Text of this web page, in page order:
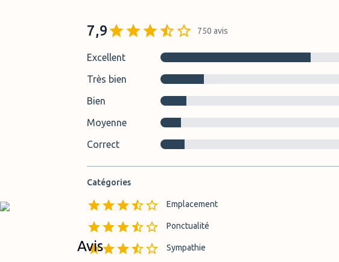
7,9 750 avis
Excellent
Très bien
Bien
Moyenne
Correct
Catégories
Emplacement
Ponctualité
Sympathie
Avis